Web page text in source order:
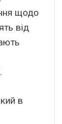
щодо
від
в